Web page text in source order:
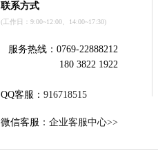
联系方式
(工作日：9:00~12:00、14:00~17:30)
服务热线：0769-22888212
180 3822 1922
QQ客服： 916718515
微信客服： 企业客服中心>>